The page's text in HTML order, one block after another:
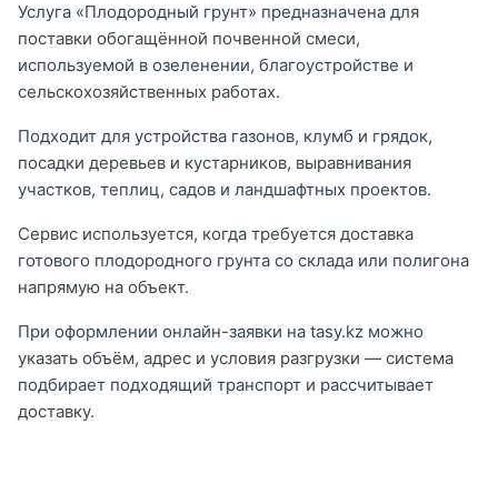
Услуга «Плодородный грунт» предназначена для
поставки обогащённой почвенной смеси,
используемой в озеленении, благоустройстве и
сельскохозяйственных работах.
Подходит для устройства газонов, клумб и грядок,
посадки деревьев и кустарников, выравнивания
участков, теплиц, садов и ландшафтных проектов.
Сервис используется, когда требуется доставка
готового плодородного грунта со склада или полигона
напрямую на объект.
При оформлении онлайн-заявки на tasy.kz можно
указать объём, адрес и условия разгрузки — система
подбирает подходящий транспорт и рассчитывает
доставку.